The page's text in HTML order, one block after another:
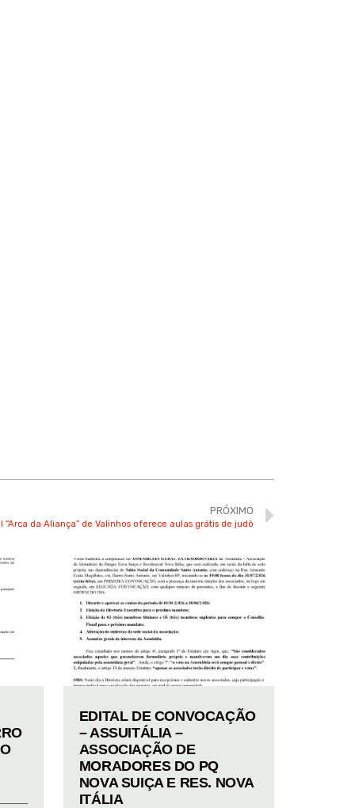
PRÓXIMO
“Arca da Aliança” de Valinhos oferece aulas grátis de judô
EDITAL DE CONVOCAÇÃO
– ASSUITÁLIA –
ASSOCIAÇÃO DE
MORADORES DO PQ
NOVA SUIÇA E RES. NOVA
ITÁLIA